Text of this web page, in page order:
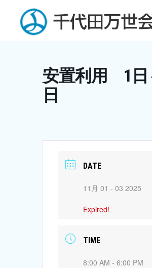
content
安置利用 1日
日
DATE
11月 01 - 03 2025
Expired!
TIME
8:00 AM - 6:00 PM